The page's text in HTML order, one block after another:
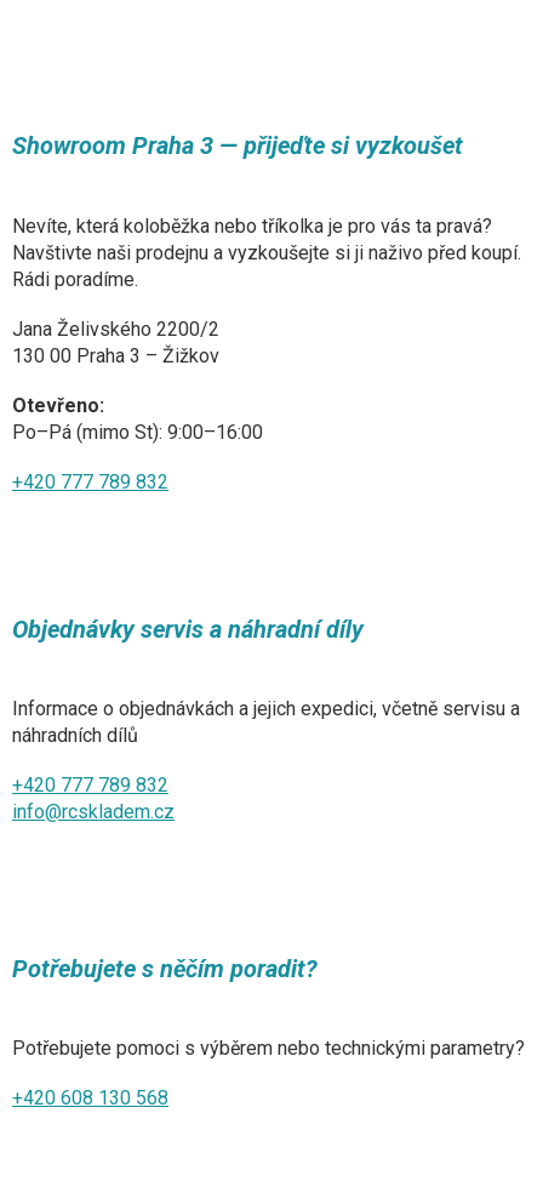
Showroom Praha 3 — přijeďte si vyzkoušet
Nevíte, která koloběžka nebo tříkolka je pro vás ta pravá?
Navštivte naši prodejnu a vyzkoušejte si ji naživo před koupí.
Rádi poradíme.
Jana Želivského 2200/2
130 00 Praha 3 – Žižkov
Otevřeno:
Po–Pá (mimo St): 9:00–16:00
+420 777 789 832
Objednávky servis a náhradní díly
Informace o objednávkách a jejich expedici, včetně servisu a
náhradních dílů
+420 777 789 832
info@rcskladem.cz
Potřebujete s něčím poradit?
Potřebujete pomoci s výběrem nebo technickými parametry?
+420 608 130 568